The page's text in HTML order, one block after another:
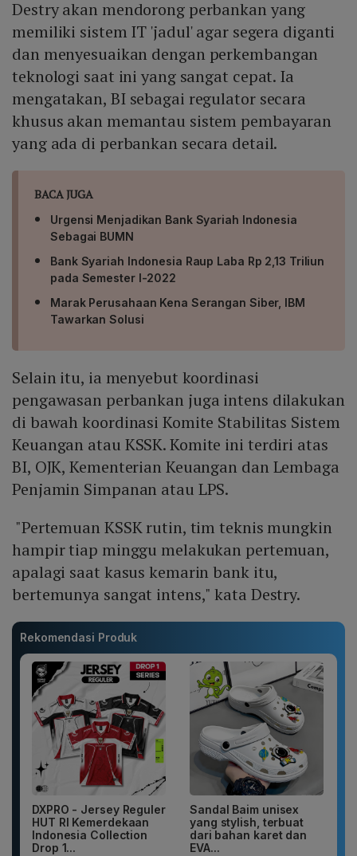
Destry akan mendorong perbankan yang
memiliki sistem IT 'jadul' agar segera diganti
dan menyesuaikan dengan perkembangan
teknologi saat ini yang sangat cepat. Ia
mengatakan, BI sebagai regulator secara
khusus akan memantau sistem pembayaran
yang ada di perbankan secara detail.
BACA JUGA
Urgensi Menjadikan Bank Syariah Indonesia
Sebagai BUMN
Bank Syariah Indonesia Raup Laba Rp 2,13 Triliun
pada Semester I-2022
Marak Perusahaan Kena Serangan Siber, IBM
Tawarkan Solusi
Selain itu, ia menyebut koordinasi
pengawasan perbankan juga intens dilakukan
di bawah koordinasi Komite Stabilitas Sistem
Keuangan atau KSSK. Komite ini terdiri atas
BI, OJK, Kementerian Keuangan dan Lembaga
Penjamin Simpanan atau LPS.
"Pertemuan KSSK rutin, tim teknis mungkin
hampir tiap minggu melakukan pertemuan,
apalagi saat kasus kemarin bank itu,
bertemunya sangat intens," kata Destry.
Rekomendasi Produk
DXPRO - Jersey Reguler
HUT RI Kemerdekaan
Indonesia Collection
Drop 1...
Sandal Baim unisex
yang stylish, terbuat
dari bahan karet dan
EVA...